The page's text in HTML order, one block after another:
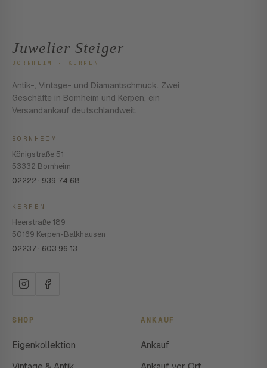
Juwelier Steiger
BORNHEIM · KERPEN
Antik-, Vintage- und Diamantschmuck. Zwei
Geschäfte in Bornheim und Kerpen, ein
Versandankauf deutschlandweit.
BORNHEIM
Königstraße 51
53332 Bornheim
02222 · 939 74 68
KERPEN
Heerstraße 189
50169 Kerpen-Balkhausen
02237 · 603 96 13
SHOP
Eigenkollektion
ANKAUF
Ankauf